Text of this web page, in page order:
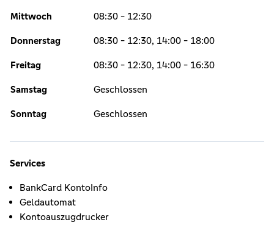
Mittwoch 08:30 - 12:30
Donnerstag 08:30 - 12:30, 14:00 - 18:00
Freitag 08:30 - 12:30, 14:00 - 16:30
Samstag Geschlossen
Sonntag Geschlossen
Services
BankCard KontoInfo
Geldautomat
Kontoauszugdrucker